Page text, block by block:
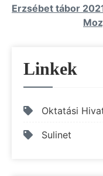
Bejegyzés
navigáció
Erzsébet tábor
Linkek
Oktatási
Sulinet